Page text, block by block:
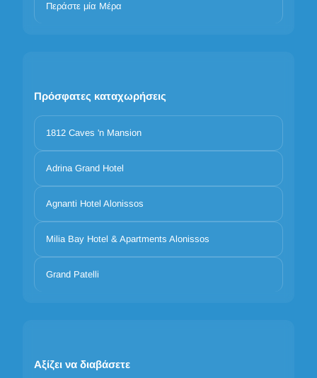
Περάστε μία Μέρα
Πρόσφατες καταχωρήσεις
1812 Caves 'n Mansion
Adrina Grand Hotel
Agnanti Hotel Alonissos
Milia Bay Hotel & Apartments Alonissos
Grand Patelli
Αξίζει να διαβάσετε